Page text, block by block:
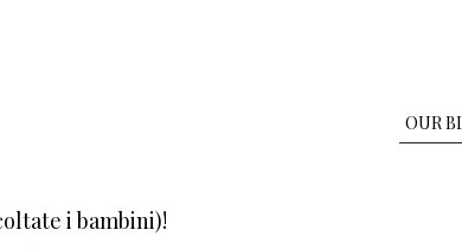
OUR
i bambini)!